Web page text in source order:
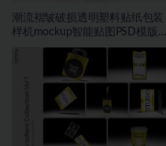
潮流褶皱破损透明塑料贴纸包装
样机mockup智能贴图PSD模版设
计素材